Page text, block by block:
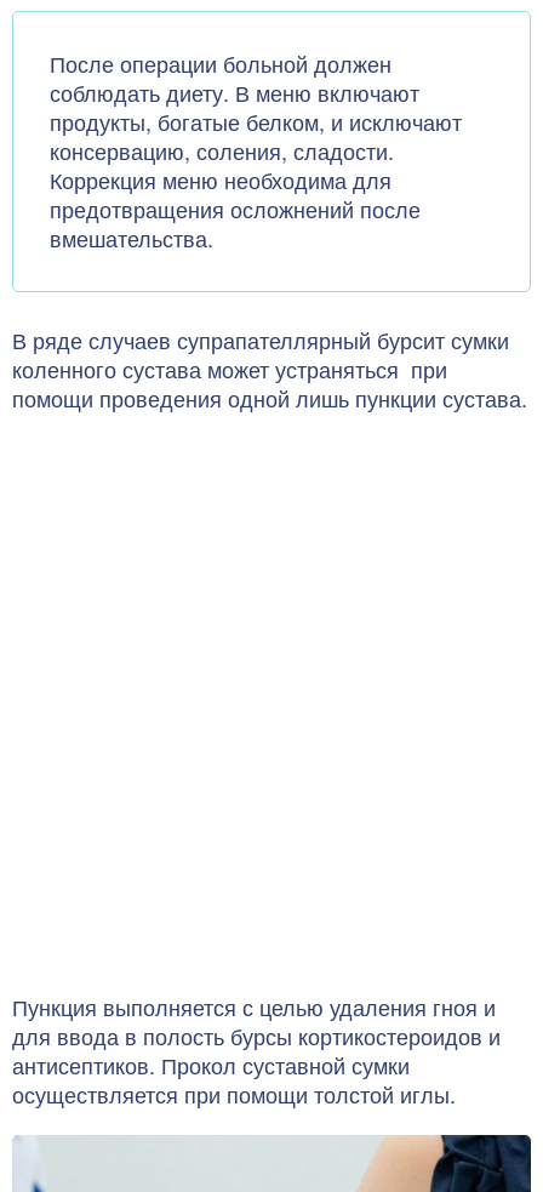
После операции больной должен
соблюдать диету. В меню включают
продукты, богатые белком, и исключают
консервацию, соления, сладости.
Коррекция меню необходима для
предотвращения осложнений после
вмешательства.
В ряде случаев супрапателлярный бурсит сумки
коленного сустава может устраняться при
помощи проведения одной лишь пункции сустава.
Пункция выполняется с целью удаления гноя и
для ввода в полость бурсы кортикостероидов и
антисептиков. Прокол суставной сумки
осуществляется при помощи толстой иглы.